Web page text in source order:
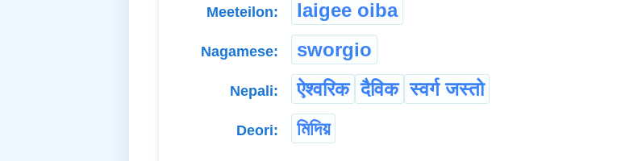
Meeteilon: laigee oiba
Nagamese: sworgio
Nepali: ऐश्वरिक दैविक स्वर्ग जस्तो
Deori: মিদিয়